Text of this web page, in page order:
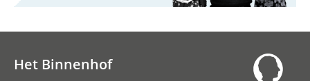
Het Binnenhof